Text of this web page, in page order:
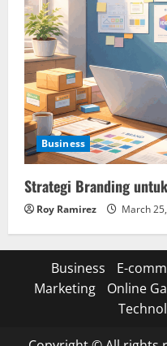
Business
Strategi Branding
Roy Ramirez March
Business E-
Marketing
Online